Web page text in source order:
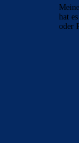
hat
oder